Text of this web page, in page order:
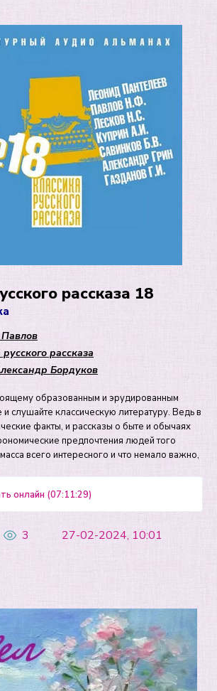
рассказа 18
рассказа
Бордуков
образованным и эрудированным
и слушайте классическую литературу. Ведь в
факты, и рассказы о быте и обычаях
предпочтения людей того
всего интересного и что немало важно,
онлайн (07:11:29)
3 27-02-2024, 10:01